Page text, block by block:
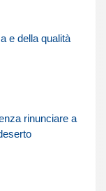
e della qualità
rinunciare a